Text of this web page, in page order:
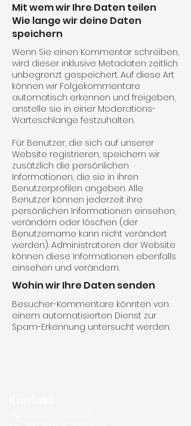
Mit wem wir Ihre Daten teilen
Wie lange wir deine Daten
speichern
Wenn Sie einen Kommentar schreiben,
wird dieser inklusive Metadaten zeitlich
unbegrenzt gespeichert. Auf diese Art
können wir Folgekommentare
automatisch erkennen und freigeben,
anstelle sie in einer Moderations-
Warteschlange festzuhalten.
Für Benutzer, die sich auf unserer
Website registrieren, speichern wir
zusätzlich die persönlichen
Informationen, die sie in ihren
Benutzerprofilen angeben. Alle
Benutzer können jederzeit ihre
persönlichen Informationen einsehen,
verändern oder löschen (der
Benutzername kann nicht verändert
werden). Administratoren der Website
können diese Informationen ebenfalls
einsehen und verändern.
Wohin wir Ihre Daten senden
Besucher-Kommentare könnten von
einem automatisierten Dienst zur
Spam-Erkennung untersucht werden.